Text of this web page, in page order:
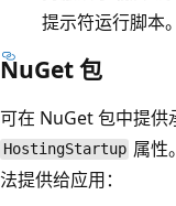
提示符运行脚本。
NuGet 包
可在 NuGet 包中提供
HostingStartup 属性
法提供给应用：